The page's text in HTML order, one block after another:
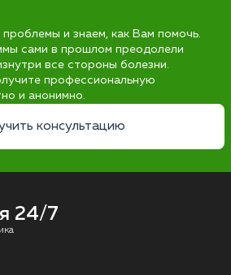
и знаем, как Вам помочь.
сами в прошлом преодолели
все стороны болезни.
профессиональную
и анонимно.
консультацию
24/7